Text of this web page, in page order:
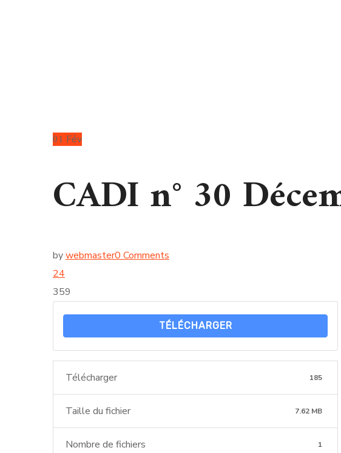
01 Fév
CADI n° 30
bywebmaster0 Comments
24
359
TÉLÉCHARGER
Télécharger 185
Taille du fichier 7.62 MB
Nombre de fichiers 1